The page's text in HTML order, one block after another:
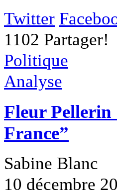
Twitter
1102 Partager!
Politique
Analyse
Fleur Pellerin
France”
Sabine Blanc
10 décembre